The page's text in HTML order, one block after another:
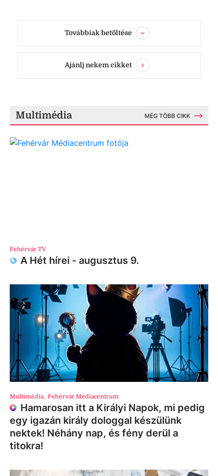
Továbbiak betöltése
Ajánlj nekem cikket
Multimédia MÉG TÖBB CIKK
Fehérvár TV
A Hét hírei - augusztus 9.
Multimédia, Fehérvár Médiacentrum
Hamarosan itt a Királyi Napok, mi pedig
egy igazán király dologgal készülünk
nektek! Néhány nap, és fény derül a
titokra!